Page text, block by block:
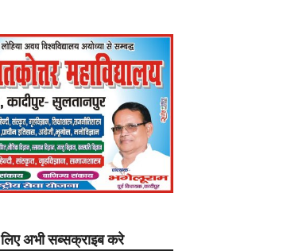
अभी सब्सक्राइब करे